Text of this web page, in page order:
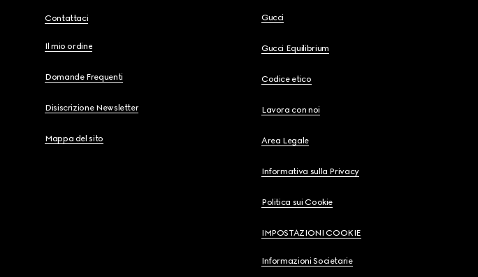
Contattaci
Il mio ordine
Domande Frequenti
Disiscrizione Newsletter
Mappa del sito
Gucci
Gucci Equilibrium
Codice etico
Lavora con noi
Area Legale
Informativa sulla Privacy
Politica sui Cookie
IMPOSTAZIONI COOKIE
Informazioni Societarie